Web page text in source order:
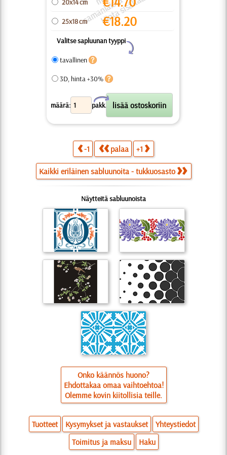
p
u
t
ä
20x14 cm
25x18 cm €18.20
Valitse sapluunan tyyppi
Y
tavallinen
3D, hinta +30%
määrä: pakk.
X
-1 palaa +1
Kaikki eriläinen sabluunoita - tukkuosasto
Näytteitä sabluunoista
Onko käännös huono?
Ehdottakaa omaa vaihtoehtoa!
Olemme kovin kiitollisia teille.
Tuotteet Kysymykset ja vastaukset
Yhteystiedot
Toimitus ja maksu
Haku